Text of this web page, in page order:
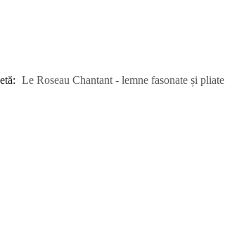
Le Roseau Chantant - lemne fasonate și pliate